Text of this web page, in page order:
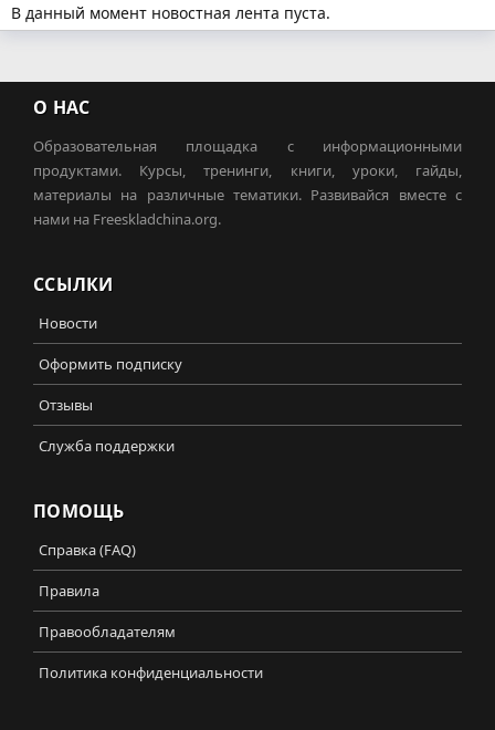
В данный момент новостная лента пуста.
О НАС
Образовательная площадка с информационными
продуктами. Курсы, тренинги, книги, уроки, гайды,
материалы на различные тематики. Развивайся вместе с
нами на Freeskladchina.org.
ССЫЛКИ
Новости
Оформить подписку
Отзывы
Служба поддержки
ПОМОЩЬ
Справка (FAQ)
Правила
Правообладателям
Политика конфиденциальности